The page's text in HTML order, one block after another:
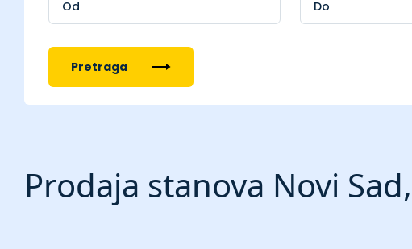
Pretraga
Prodaja stanova Novi